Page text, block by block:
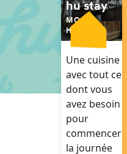
hu stay
MOBIL-
HOMES
Une cuisine
avec tout ce
dont vous
avez besoin
pour
commencer
la journée